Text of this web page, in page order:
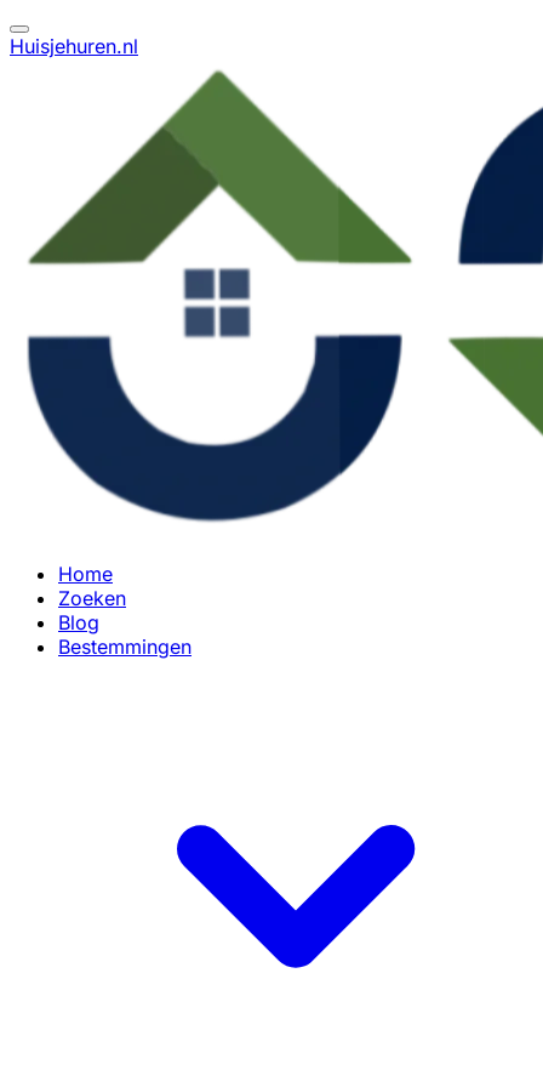
Huisjehuren.nl
Home
Zoeken
Blog
Bestemmingen